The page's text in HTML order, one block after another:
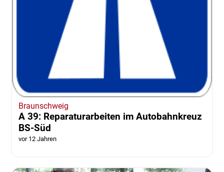
Braunschweig
A 39: Reparaturarbeiten im Autobahnkreuz
BS-Süd
vor 12 Jahren